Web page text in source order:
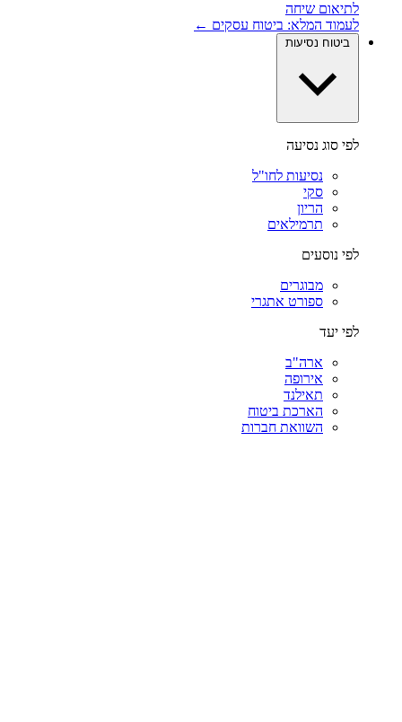
לתיאום שיחה
לעמוד המלא: ביטוח עסקים ←
ביטוח נסיעות
לפי סוג נסיעה
נסיעות לחו"ל
סקי
הריון
תרמילאים
לפי נוסעים
מבוגרים
ספורט אתגרי
לפי יעד
ארה"ב
אירופה
תאילנד
הארכת ביטוח
השוואת חברות